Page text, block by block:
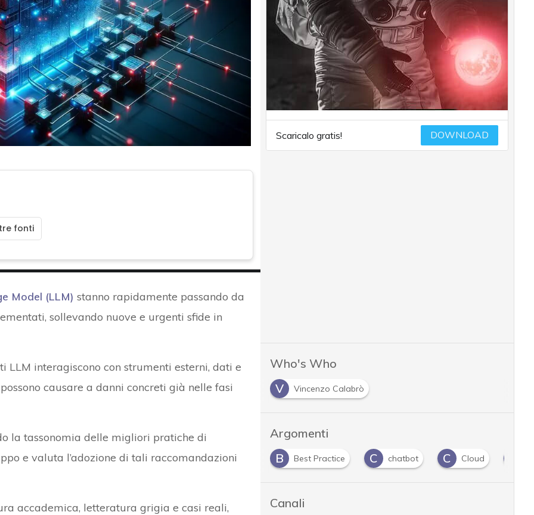
fonti
Model (LLM) stanno rapidamente passando da
sollevando nuove e urgenti sfide in
interagiscono con strumenti esterni, dati e
causare a danni concreti già nelle fasi
la tassonomia delle migliori pratiche di
e valuta l’adozione di tali raccomandazioni
accademica, letteratura grigia e casi reali,
Scaricalo gratis! DOWNLOAD
Who's Who
V
Vincenzo Calabrò
Argomenti
A
Accountability B Best Practice C chatbot C Cloud
Canali